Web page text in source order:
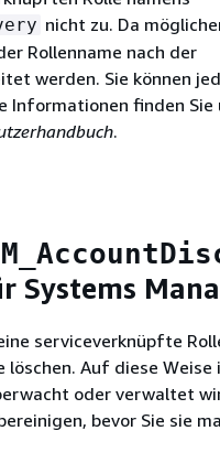
nicht zu. Da
Rollenname nach der
werden. Sie können
Informationen finden Sie
.
Systems
serviceverknüpfte
Auf diese Weise
oder verwaltet
bevor Sie sie